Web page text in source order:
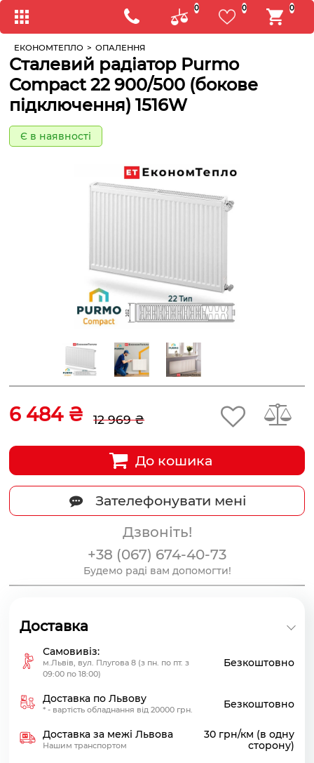
0 0 0
ЕКОНОМТЕПЛО > ОПАЛЕННЯ
Сталевий радіатор Purmo
Compact 22 900/500 (бокове
підключення) 1516W
Є в наявності
6 484 ₴ 12 969 ₴
До кошика
Зателефонувати мені
Дзвоніть!
+38 (067) 674-40-73
Будемо раді вам допомогти!
Доставка
Самовивіз:
м.Львів, вул. Плугова 8 (з пн. по пт. з
09:00 по 18:00)
Безкоштовно
Доставка по Львову
* - вартість обладнання від 20000 грн. Безкоштовно
Доставка за межі Львова
Нашим транспортом
30 грн/км (в одну
сторону)